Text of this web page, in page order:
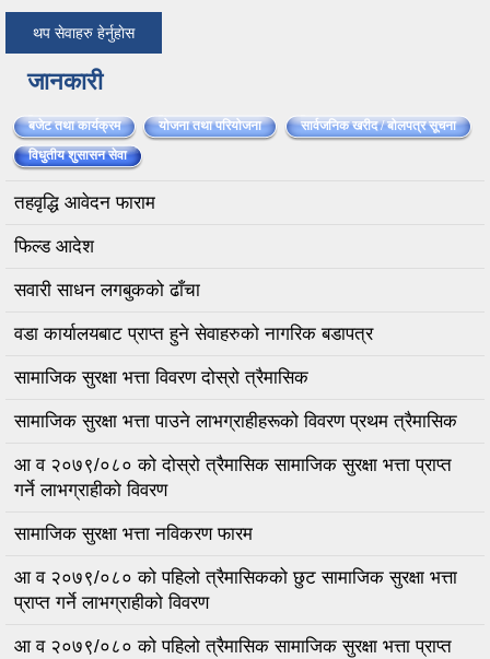
थप सेवाहरु हेर्नुहाेस
जानकारी
बजेट तथा कार्यक्रम योजना तथा परियोजना
सार्वजनिक खरीद / बोलपत्र सूचना
विधुतीय शुसासन सेवा(active tab)
तहवृद्धि आवेदन फाराम
फिल्ड आदेश
सवारी साधन लगबुकको ढाँचा
वडा कार्यालयबाट प्राप्त हुने सेवाहरुको नागरिक बडापत्र
सामाजिक सुरक्षा भत्ता विवरण दोस्रो त्रैमासिक
सामाजिक सुरक्षा भत्ता पाउने लाभग्राहीहरूको विवरण प्रथम त्रैमासिक
आ व २०७९/०८० को दोस्रो त्रैमासिक सामाजिक सुरक्षा भत्ता प्राप्त
गर्ने लाभग्राहीको विवरण
सामाजिक सुरक्षा भत्ता नविकरण फारम
आ व २०७९/०८० को पहिलो त्रैमासिकको छुट सामाजिक सुरक्षा भत्ता
प्राप्त गर्ने लाभग्राहीको विवरण
आ व २०७९/०८० को पहिलो त्रैमासिक सामाजिक सुरक्षा भत्ता प्राप्त